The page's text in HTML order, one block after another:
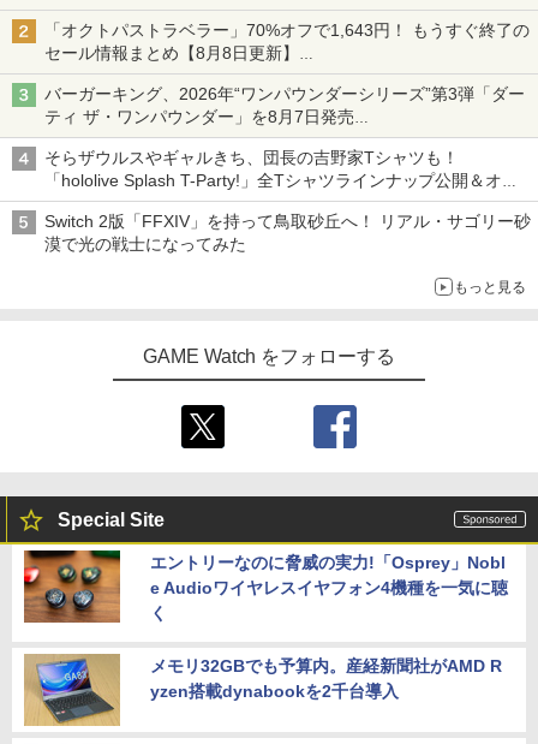
「オクトパストラベラー」70%オフで1,643円！ もうすぐ終了の
セール情報まとめ【8月8日更新】
ニンテンドーeショップでは「大神 絶景版」が67%オフで990円
バーガーキング、2026年“ワンパウンダーシリーズ”第3弾「ダー
ティ ザ・ワンパウンダー」を8月7日発売
「特製ガーリックマヨソース」を使用した超大型チーズバーガー
そらザウルスやギャルきち、団長の吉野家Tシャツも！
「hololive Splash T-Party!」全Tシャツラインナップ公開＆オン
ライン販売開始
Switch 2版「FFXIV」を持って鳥取砂丘へ！ リアル・サゴリー砂
漠で光の戦士になってみた
もっと見る
GAME Watch をフォローする
Special Site
エントリーなのに脅威の実力!「Osprey」Nobl
e Audioワイヤレスイヤフォン4機種を一気に聴
く
メモリ32GBでも予算内。産経新聞社がAMD R
yzen搭載dynabookを2千台導入